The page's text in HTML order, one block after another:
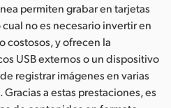
permiten grabar en tarjetas
no es necesario invertir en
costosos, y ofrecen la
USB externos o un dispositivo
registrar imágenes en varias
a estas prestaciones, es